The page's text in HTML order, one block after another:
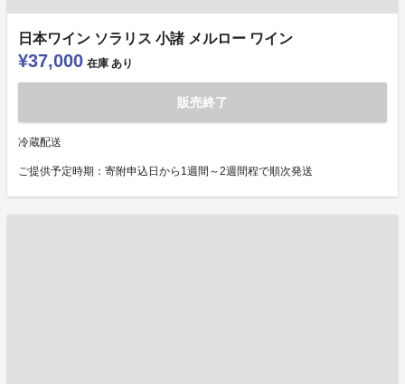
日本ワイン ソラリス 小諸 メルロー ワイン
¥37,000 在庫 あり
販売終了
冷蔵配送
ご提供予定時期：寄附申込日から1週間～2週間程で順次発送